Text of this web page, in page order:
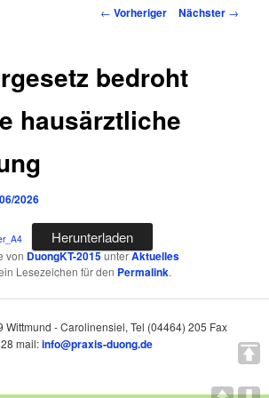
Beitragsnavigation
← Vorheriger Nächster →
bedroht
hausärztliche
2026
Herunterladen
von DuongKT-2015unterAktuelles
Lesezeichen für den Permalink.
Wittmund - Carolinensiel, Tel (04464) 205 Fax
mail:info@praxis-duong.de